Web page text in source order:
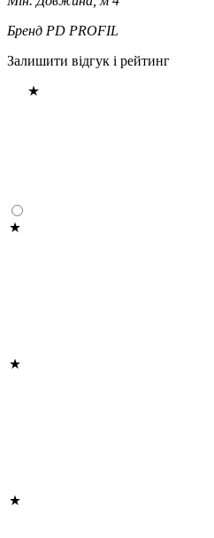
Бренд PD PROFIL
Залишити відгук і рейтинг